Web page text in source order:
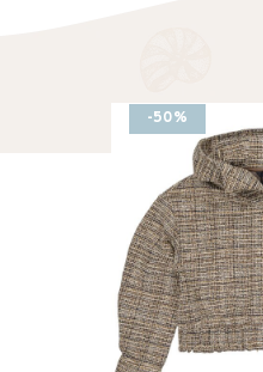
-50%